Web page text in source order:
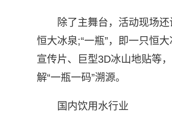
除了主舞台，活动现场还
恒大冰泉;“一瓶”，即一只恒
宣传片、巨型3D冰山地贴等
解“一瓶一码”溯源。
国内饮用水行业